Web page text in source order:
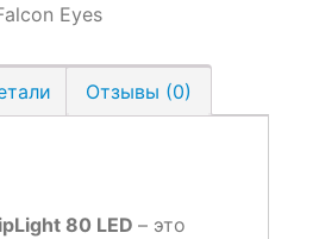
Eyes
Отзывы (0)
80 LED – это